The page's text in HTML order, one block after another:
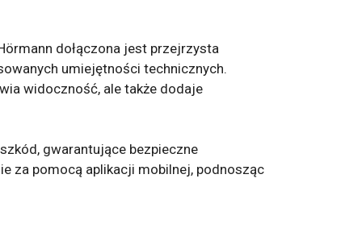
dołączona jest przejrzysta
umiejętności technicznych.
widoczność, ale także dodaje
gwarantujące bezpieczne
za pomocą aplikacji mobilnej, podnosząc